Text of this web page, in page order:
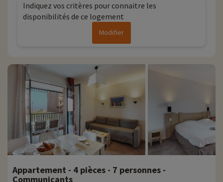
Indiquez vos critères pour connaitre les
disponibilités de ce logement
Modifier
Appartement - 4 pièces - 7 personnes -
Communicants